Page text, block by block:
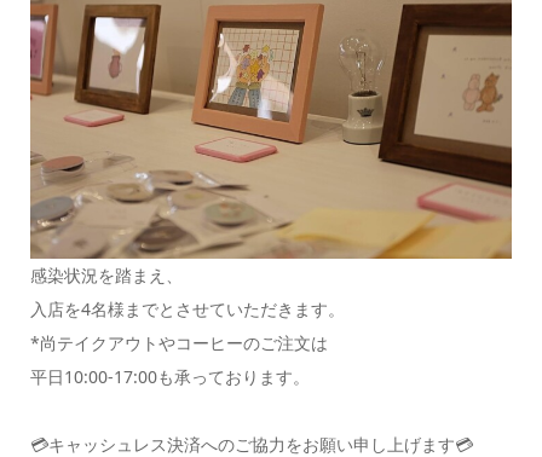
感染状況を踏まえ、
入店を4名様までとさせていただきます。
*尚テイクアウトやコーヒーのご注文は
平日10:00-17:00も承っております。
💳キャッシュレス決済へのご協力をお願い申し上げます💳